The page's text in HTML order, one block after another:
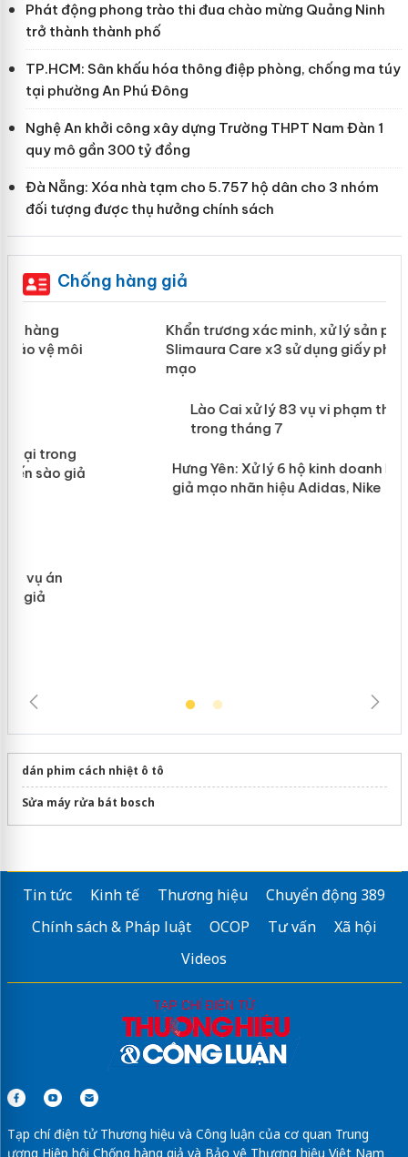
Phát động phong trào thi đua chào mừng Quảng Ninh
trở thành thành phố
TP.HCM: Sân khấu hóa thông điệp phòng, chống ma túy
tại phường An Phú Đông
Nghệ An khởi công xây dựng Trường THPT Nam Đàn 1
quy mô gần 300 tỷ đồng
Đà Nẵng: Xóa nhà tạm cho 5.757 hộ dân cho 3 nhóm
đối tượng được thụ hưởng chính sách
Chống hàng giả
Khẩn trương xác minh, xử lý sản phẩm
Slimaura Care x3 sử dụng giấy phép
giả mạo
mại trong tháng 7
dán phim cách nhiệt ô tô
Sửa máy rửa bát bosch
Tin tức Kinh tế Thương hiệu
Chuyển động 389
Chính sách & Pháp luật
OCOP Tư vấn
Xã hội
Videos
Tạp chí điện tử Thương hiệu và Công luận của cơ quan Trung
ương Hiệp hội Chống hàng giả và Bảo vệ Thương hiệu Việt Nam